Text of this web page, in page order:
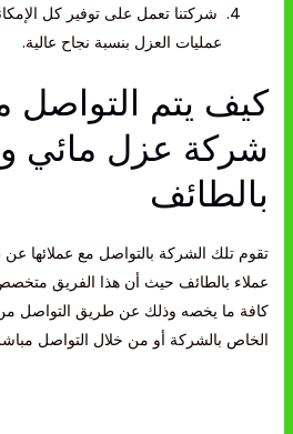
شركتنا تعمل على توفير كل
عمليات العزل بنسبة نجاح عالية.
كيف يتم
شركة عزل مائي
بالطائف
تقوم تلك الشركة بالتواصل مع
عملاء بالطائف حيث أن هذا الفريق
كافة ما يخصه وذلك عن طريق التواصل من
الخاص بالشركة أو من خلال التواصل